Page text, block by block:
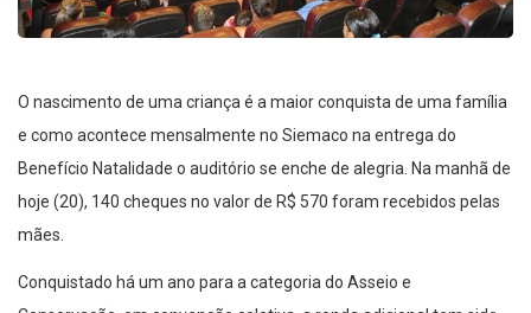
O nascimento de uma criança é a maior conquista de uma família
e como acontece mensalmente no Siemaco na entrega do
Benefício Natalidade o auditório se enche de alegria. Na manhã de
hoje (20), 140 cheques no valor de R$ 570 foram recebidos pelas
mães.
Conquistado há um ano para a categoria do Asseio e